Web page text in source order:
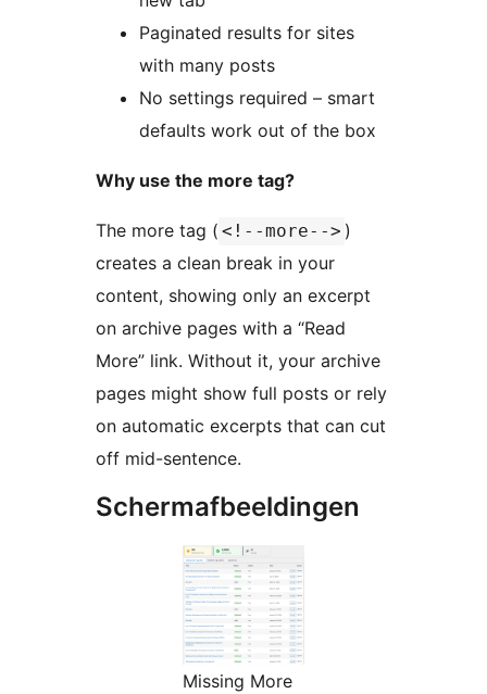
Paginated results for sites
with many posts
No settings required – smart
defaults work out of the box
Why use the more tag?
The more tag ( <!--more--> )
creates a clean break in your
content, showing only an excerpt
on archive pages with a “Read
More” link. Without it, your archive
pages might show full posts or rely
on automatic excerpts that can cut
off mid-sentence.
Schermafbeeldingen
Missing More